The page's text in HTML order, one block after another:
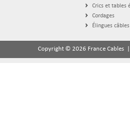
Crics et tables
Cordages
Élingues câbles
Copyright © 2026 France